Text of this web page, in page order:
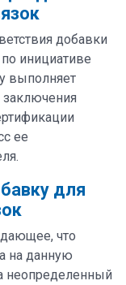
добавки
инициативе
выполняет
заключения
ее
для
что
на данную
неопределенный